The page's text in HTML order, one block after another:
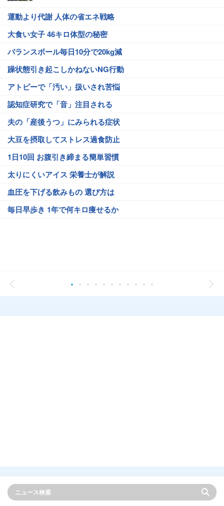
運動より代謝 人体の省エネ戦略
大食い女子 46キロ体型の秘密
バランスボール毎日10分で20kg減
躁状態引き起こしかねないNG行動
アトピーで「汚い」扱いされ苦悩
認知症研究で「音」注目される
夫の「産後うつ」にみられる症状
大豆を摂取してストレス過食防止
1日10回 お腹引き締まる簡単習慣
太りにくいアイス 栄養士が解説
血圧を下げる飲みもの 選び方は
毎日早歩き 1年で何キロ痩せるか